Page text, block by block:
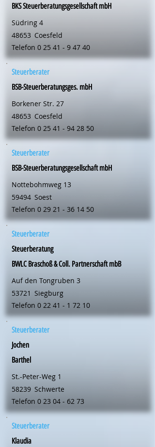
BKS Steuerberatungsgesellschaft mbH
Südring 4
48653 Coesfeld
Telefon 0 25 41 - 9 47 40
Steuerberater
BSB-Steuerberatungsges. mbH
Borkener Str. 27
48653 Coesfeld
Telefon 0 25 41 - 94 28 50
Steuerberater
BSB-Steuerberatungsgesellschaft mbH
Nottebohmweg 13
59494 Soest
Telefon 0 29 21 - 36 14 50
Steuerberater
Steuerberatung
BWLC Braschoß & Coll. Partnerschaft mbB
Auf den Tongruben 3
53721 Siegburg
Telefon 0 22 41 - 1 72 10
Steuerberater
Jochen
Barthel
St.-Peter-Weg 1
58239 Schwerte
Telefon 0 23 04 - 62 73
Steuerberater
Klaudia